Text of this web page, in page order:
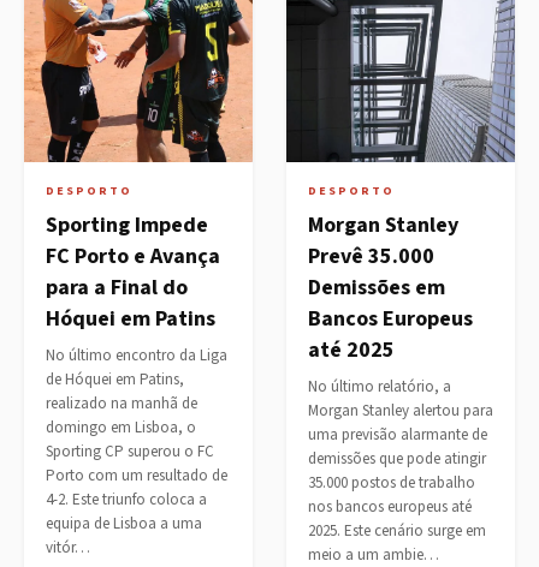
DESPORTO
Sporting Impede
FC Porto e Avança
para a Final do
Hóquei em Patins
No último encontro da Liga
de Hóquei em Patins,
realizado na manhã de
domingo em Lisboa, o
Sporting CP superou o FC
Porto com um resultado de
4-2. Este triunfo coloca a
equipa de Lisboa a uma
vitór…
DESPORTO
Morgan Stanley
Prevê 35.000
Demissões em
Bancos Europeus
até 2025
No último relatório, a
Morgan Stanley alertou para
uma previsão alarmante de
demissões que pode atingir
35.000 postos de trabalho
nos bancos europeus até
2025. Este cenário surge em
meio a um ambie…